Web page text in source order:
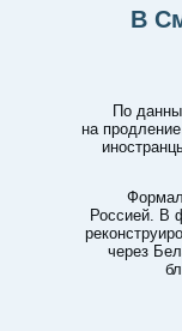
В
По
на
Россией. В
через